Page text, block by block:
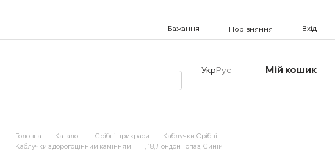
Бажання Порівняння Вхід
УкрРус Мій кошик
Головна Каталог Срібні прикраси
Каблучки Срібні
Каблучки з дорогоцінним камінням
, 18, Лондон Топаз, Синій